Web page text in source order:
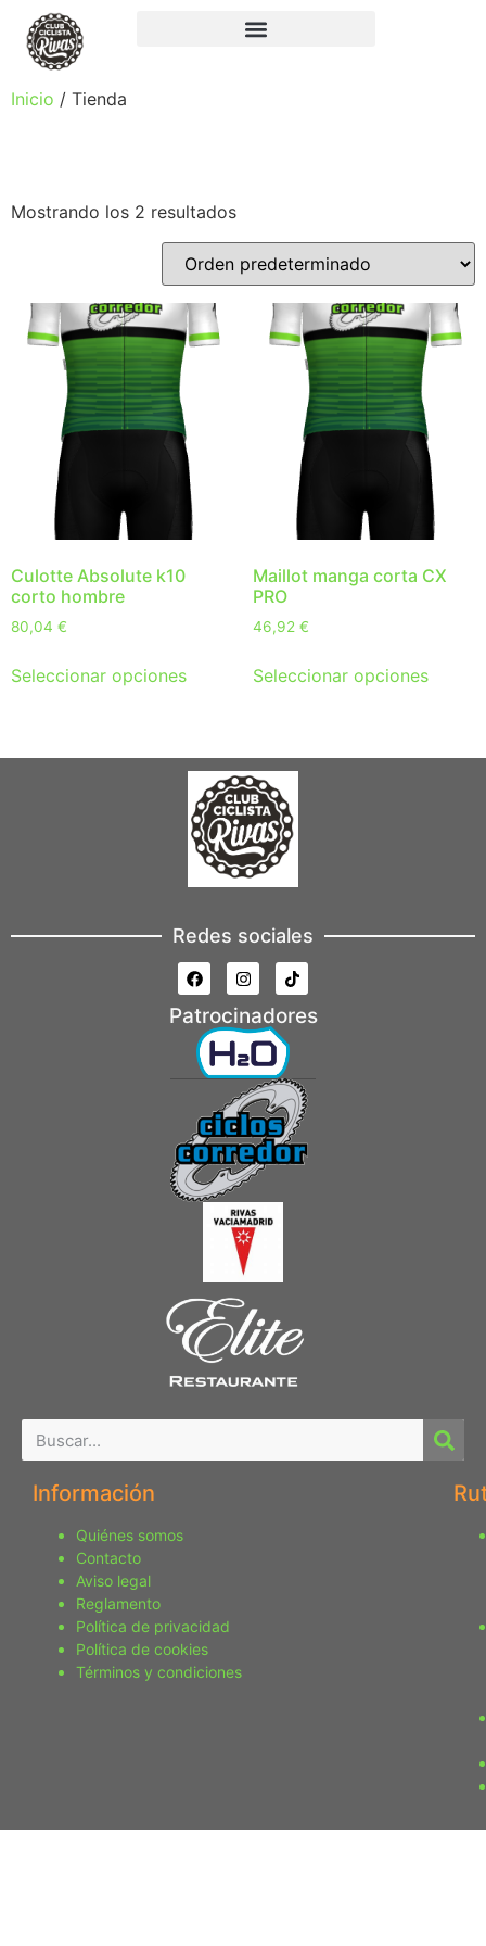
Inicio / Tienda
Mostrando los 2 resultados
Culotte Absolute k10
corto hombre
80,04 €
Seleccionar opciones
Maillot manga corta CX
PRO
46,92 €
Seleccionar opciones
Redes sociales
Patrocinadores
Información
Quiénes somos
Contacto
Aviso legal
Reglamento
Política de privacidad
Política de cookies
Términos y condiciones